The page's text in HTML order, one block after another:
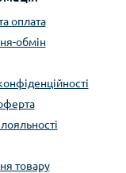
оплата
обмін
товару